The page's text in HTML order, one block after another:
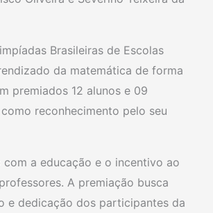
Brasileiras de Escolas
da matemática de forma
premiados 12 alunos e 09
reconhecimento pelo seu
a educação e o incentivo ao
A premiação busca
e dedicação dos participantes da